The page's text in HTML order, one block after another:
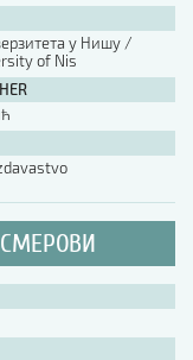
у Нишу /
of Nis